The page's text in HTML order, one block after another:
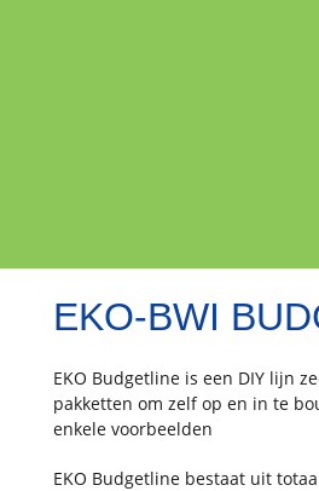
EKO-BWI
EKO Budgetline is een DIY lijn
pakketten om zelf op en in te
enkele voorbeelden
EKO Budgetline bestaat uit